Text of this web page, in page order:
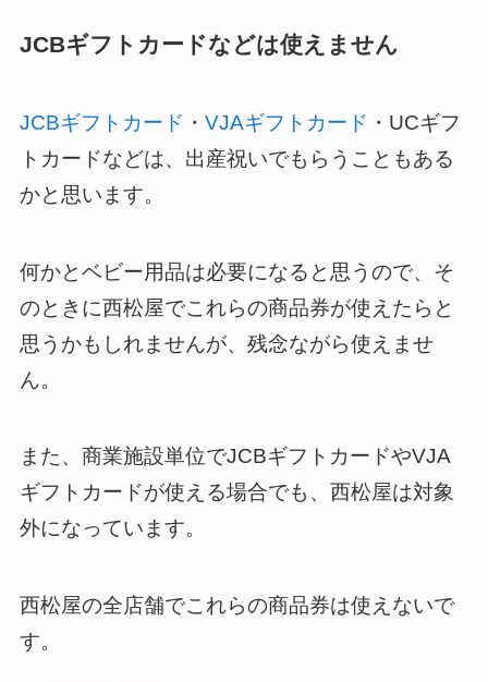
JCBギフトカードなどは使えません
JCBギフトカード ・ VJAギフトカード ・UCギフ
トカードなどは、出産祝いでもらうこともある
かと思います。
何かとベビー用品は必要になると思うので、そ
のときに西松屋でこれらの商品券が使えたらと
思うかもしれませんが、残念ながら使えませ
ん。
また、商業施設単位でJCBギフトカードやVJA
ギフトカードが使える場合でも、西松屋は対象
外になっています。
西松屋の全店舗でこれらの商品券は使えないで
す。